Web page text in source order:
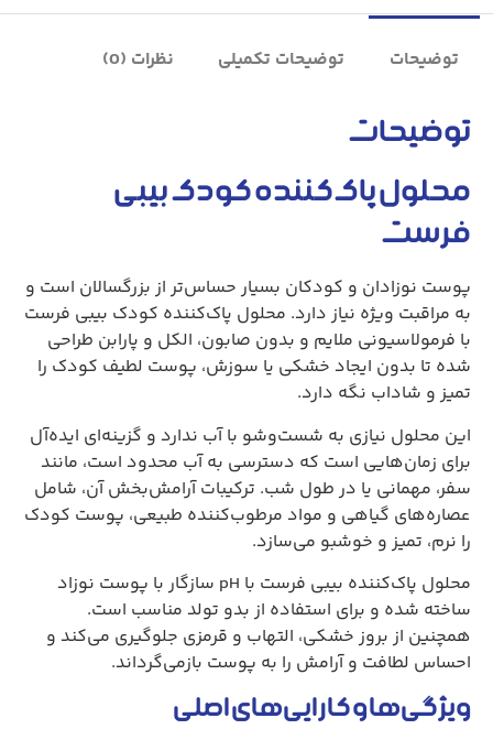
توضیحات توضیحات تکمیلی نظرات (0)
توضیحات
محلول پاک‌کننده کودک بیبی
فرست
پوست نوزادان و کودکان بسیار حساس‌تر از بزرگسالان است و
به مراقبت ویژه نیاز دارد. محلول پاک‌کننده کودک بیبی فرست
با فرمولاسیونی ملایم و بدون صابون، الکل و پارابن طراحی
شده تا بدون ایجاد خشکی یا سوزش، پوست لطیف کودک را
تمیز و شاداب نگه دارد.
این محلول نیازی به شست‌وشو با آب ندارد و گزینه‌ای ایده‌آل
برای زمان‌هایی است که دسترسی به آب محدود است، مانند
سفر، مهمانی یا در طول شب. ترکیبات آرامش‌بخش آن، شامل
عصاره‌های گیاهی و مواد مرطوب‌کننده طبیعی، پوست کودک
را نرم، تمیز و خوشبو می‌سازد.
محلول پاک‌کننده بیبی فرست با
سازگار با پوست نوزاد
ساخته شده و برای استفاده از بدو تولد مناسب است.
همچنین از بروز خشکی، التهاب و قرمزی جلوگیری می‌کند و
احساس لطافت و آرامش را به پوست بازمی‌گرداند.
ویژگی‌ها و کارایی‌های اصلی